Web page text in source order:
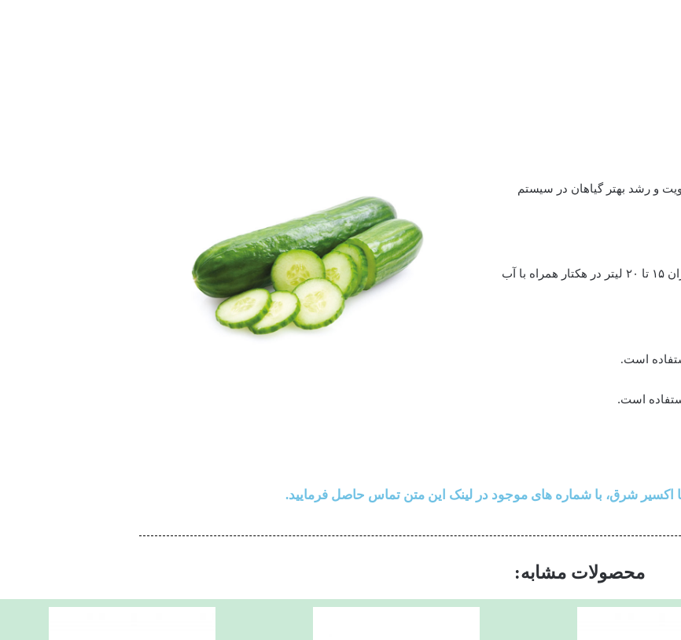
در هر 1000 متر مربع جهت تقویت و رشد بهتر گیاهان در سیستم
قبل از تورم جوانه ها تا زمان برداشت در 2 تا 3 نوبت در هر مرتبه به میزان ۱۵ تا ۲۰ لیتر در هکتار همراه با آب
است.
اکسیر شرق، با شماره های موجود در لینک این متن تماس حاصل فرمایید.
محصولات مشابه: